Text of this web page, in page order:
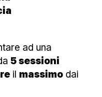
ad una
5 sessioni
il massimo dai